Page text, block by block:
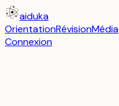
aiduka
OrientationRévisionMédia
Connexion